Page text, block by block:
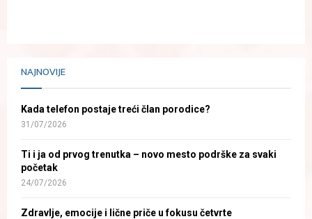
NAJNOVIJE
Kada telefon postaje treći član porodice?
31/07/2026
Ti i ja od prvog trenutka – novo mesto podrške za svaki
početak
24/07/2026
Zdravlje, emocije i lične priče u fokusu četvrte